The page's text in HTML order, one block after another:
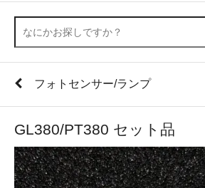
フォトセンサー/ランプ
GL380/PT380 セット品